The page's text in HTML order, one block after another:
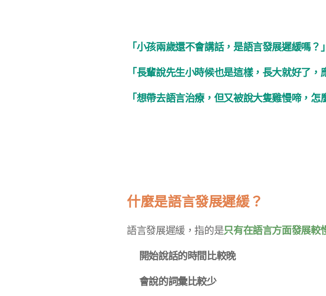
「小孩兩歲還不會講話，是語言發展遲緩嗎？」
「長輩說先生小時候也是這樣，長大就好了，
「想帶去語言治療，但又被說大隻雞慢啼，怎
什麼是語言發展遲緩？
語言發展遲緩，指的是只有在語言方面發展較
🔸開始說話的時間比較晚
🔸會說的詞彙比較少